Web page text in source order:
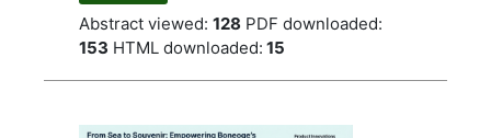
Abstract viewed: 128 PDF downloaded:
153 HTML downloaded: 15